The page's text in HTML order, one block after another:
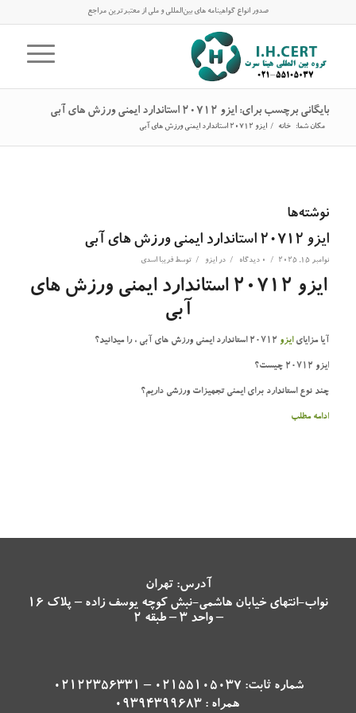
صدور انواع گواهینامه های بین‌المللی و ملی از معتبرترین مراجع
بایگانی برچسب برای: ایزو 20712 استاندارد ایمنی ورزش های آبی
مکان شما: خانه / ایزو 20712 استاندارد ایمنی ورزش های آبی
نوشته‌ها
ایزو 20712 استاندارد ایمنی ورزش های آبی
نوامبر 15, 2025 / 0 دیدگاه / در ایزو / توسط فریبا اسدی
ایزو 20712 استاندارد ایمنی ورزش های
آبی
آیا مزایایایزو
ایزو 20712 چیست؟
چند نوع استاندارد برای ایمنی تجهیزات ورزشی داریم؟
ادامه مطلب
آدرس: تهران
نواب-انتهای خیابان هاشمی-نبش کوچه یوسف زاده – پلاک 16
– واحد 3 – طبقه 2
شماره ثابت: 02155105037 – 02122356331
همراه : 09394399683